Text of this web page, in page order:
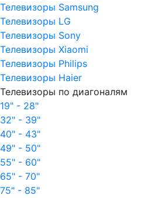
Телевизоры Samsung
Телевизоры LG
Телевизоры Sony
Телевизоры Xiaomi
Телевизоры Philips
Телевизоры Haier
Телевизоры по диагоналям
19" - 28"
32" - 39"
40" - 43"
49" - 50"
55" - 60"
65" - 70"
75" - 85"